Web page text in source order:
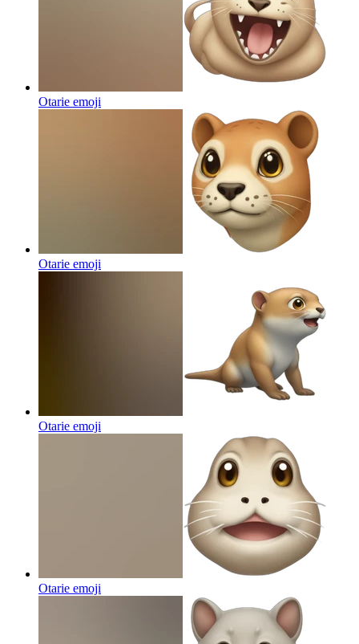
Otarie emoji
Otarie emoji
Otarie emoji
Otarie emoji